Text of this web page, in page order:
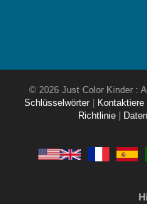
© 2026 Just Color Kinder :
Schlüsselwörter
Kontaktiere
Richtlinie